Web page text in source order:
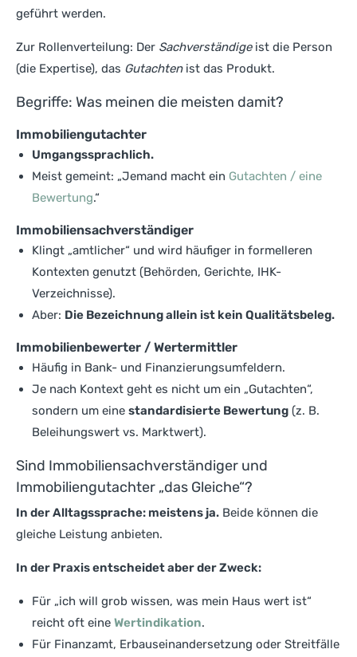
geführt werden.
Zur Rollenverteilung: Der Sachverständigeist die Person
(die Expertise), das Gutachtenist das Produkt.
Begriffe: Was meinen die meisten damit?
Immobiliengutachter
Umgangssprachlich.
Meist gemeint: „Jemand macht ein Gutachten / eine
Bewertung.“
Immobiliensachverständiger
Klingt „amtlicher“ und wird häufiger in formelleren
Kontexten genutzt (Behörden, Gerichte, IHK-
Verzeichnisse).
Aber: Die Bezeichnung allein ist kein Qualitätsbeleg.
Immobilienbewerter / Wertermittler
Häufig in Bank- und Finanzierungsumfeldern.
Je nach Kontext geht es nicht um ein „Gutachten“,
sondern um eine standardisierte Bewertung (z. B.
Beleihungswert vs. Marktwert).
Sind Immobiliensachverständiger und
Immobiliengutachter „das Gleiche“?
In der Alltagssprache: meistens ja. Beide können die
gleiche Leistung anbieten.
In der Praxis entscheidet aber der Zweck:
Für „ich will grob wissen, was mein Haus wert ist“
reicht oft eine Wertindikation.
Für Finanzamt, Erbauseinandersetzung oder Streitfälle